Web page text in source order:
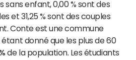
sans enfant, 0,00 % sont des
et 31,25 % sont des couples
Conte est une commune
donné que les plus de 60
de la population. Les étudiants